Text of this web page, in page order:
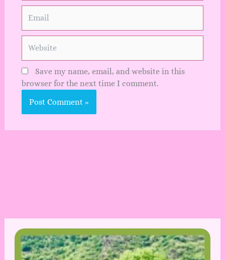
Save my name, email, and website in this
browser for the next time I comment.